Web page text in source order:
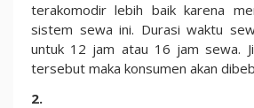
terakomodir lebih baik karena
sistem sewa ini. Durasi waktu
untuk 12 jam atau 16 jam sewa.
tersebut maka konsumen akan
2.